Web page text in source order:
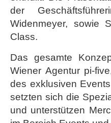
der
Widenmeyer, sowie
Class.
Das gesamte
Wiener Agentur pi-
des exklusiven
setzten sich die
und unterstützen